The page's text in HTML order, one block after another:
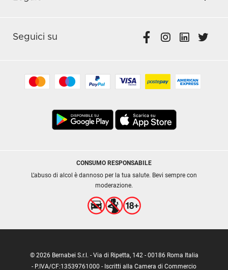
Seguici su
CONSUMO RESPONSABILE
L’abuso di alcol è dannoso per la tua salute. Bevi sempre con
moderazione.
© 2026 Bernabei S.r.l. - Via di Ripetta, 142 - 00186 Roma Italia
- P.IVA/CF:13539761000 - Iscritti alla Camera di Commercio